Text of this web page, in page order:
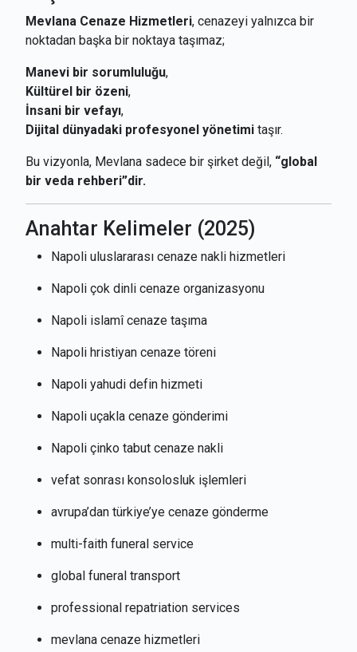
Mevlana Cenaze Hizmetleri, cenazeyi yalnızca bir
noktadan başka bir noktaya taşımaz;
Manevi bir sorumluluğu,
Kültürel bir özeni,
İnsani bir vefayı,
Dijital dünyadaki profesyonel yönetimi taşır.
Bu vizyonla, Mevlana sadece bir şirket değil, “global
bir veda rehberi”dir.
Anahtar Kelimeler (2025)
Napoli uluslararası cenaze nakli hizmetleri
Napoli çok dinli cenaze organizasyonu
Napoli islamî cenaze taşıma
Napoli hristiyan cenaze töreni
Napoli yahudi defin hizmeti
Napoli uçakla cenaze gönderimi
Napoli çinko tabut cenaze nakli
vefat sonrası konsolosluk işlemleri
avrupa’dan türkiye’ye cenaze gönderme
multi-faith funeral service
global funeral transport
professional repatriation services
mevlana cenaze hizmetleri